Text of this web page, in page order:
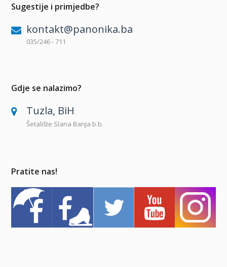
Sugestije i primjedbe?
kontakt@panonika.ba
035/246 - 711
Gdje se nalazimo?
Tuzla, BiH
Šetalište Slana Banja b.b.
Pratite nas!